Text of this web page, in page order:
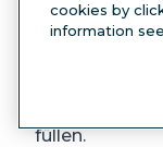
Stories,
kurze
Je mehr euer
leichter wird
füllen.
cookies by
information